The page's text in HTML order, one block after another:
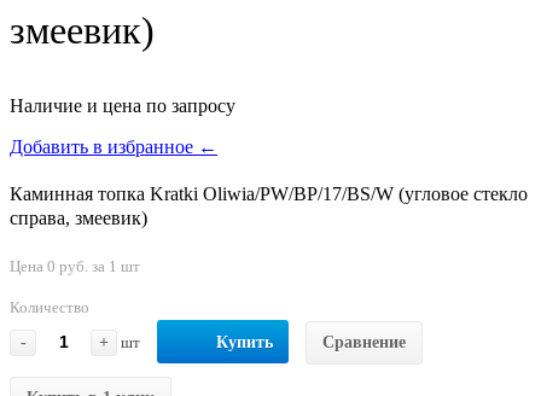
змеевик)
Наличие и цена по запросу
Добавить в избранное ←
Каминная топка Kratki Oliwia/PW/BP/17/BS/W (угловое стекло
справа, змеевик)
Цена 0 руб. за 1 шт
Количество
-
+ шт Купить Сравнение